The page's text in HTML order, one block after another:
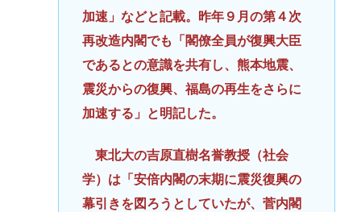
加速」などと記載。昨年９月の第４次
再改造内閣でも「閣僚全員が復興大臣
であるとの意識を共有し、熊本地震、
震災からの復興、福島の再生をさらに
加速する」と明記した。
東北大の吉原直樹名誉教授（社会
学）は「安倍内閣の末期に震災復興の
幕引きを図ろうとしていたが、菅内閣